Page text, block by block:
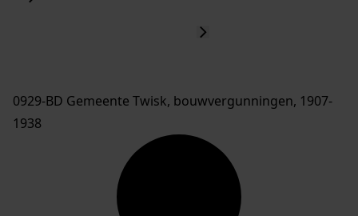
0929-BD Gemeente Twisk, bouwvergunningen, 1907-
1938